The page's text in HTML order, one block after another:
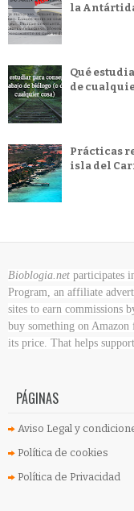
la
Qué
de
Prácticas
isla del
Bioblogia.net participates
Program, an affiliate
sites to earn commissions
buy something on Amazon
its price. That helps
PÁGINAS
Aviso Legal y
Política de cookies
Política de Privacidad